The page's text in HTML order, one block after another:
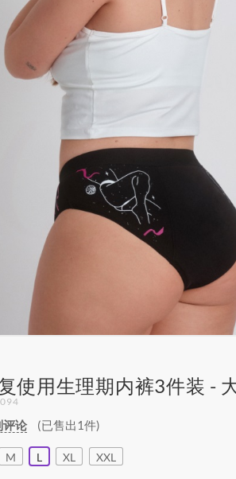
使用生理期内裤3件装 -
评论 (已售出1件)
M L XL XXL